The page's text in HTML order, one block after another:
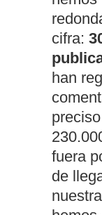
cifra:
han
fuera
de
nuestra